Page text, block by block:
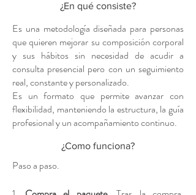
¿En qué consiste?
Es una metodología diseñada para personas
que quieren mejorar su composición corporal
y sus hábitos sin necesidad de acudir a
consulta presencial pero con un seguimiento
real, constante y personalizado.
Es un formato que permite avanzar con
flexibilidad, manteniendo la estructura, la guía
profesional y un acompañamiento continuo.
¿Como funciona?
Paso a paso.